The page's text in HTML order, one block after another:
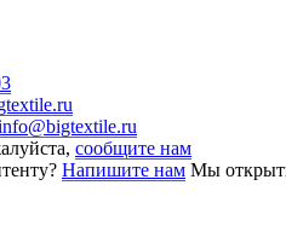
сообщите нам
Напишите нам Мы